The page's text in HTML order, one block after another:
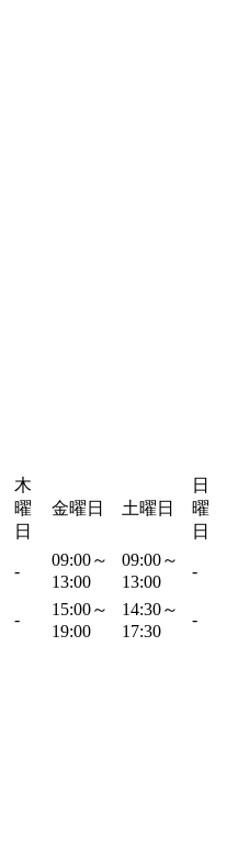
木
曜
日
金曜日 土曜日
日
曜
日
-
09:00～
13:00
09:00～
13:00
-
-
15:00～
19:00
14:30～
17:30
-